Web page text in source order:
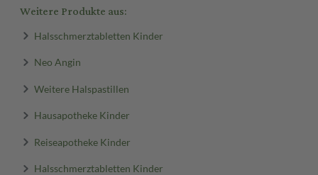
Weitere Produkte aus:
Halsschmerztabletten Kinder
Neo Angin
Weitere Halspastillen
Hausapotheke Kinder
Reiseapotheke Kinder
Halsschmerztabletten Kinder